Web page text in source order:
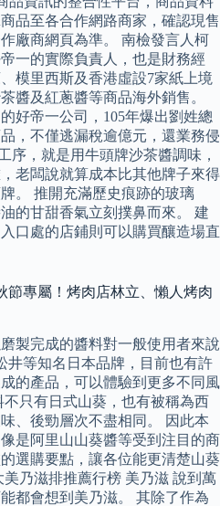
品至各合作網路商家，確認現售
廠商網頁為準。 南檢發言人柯
一的實際負責人，也是財務經
模里西斯及香港虛設7家紙上境
醬及紅蔥醬等商品海外銷售。
好帝一公司，105年爆出劉姓總
，不僅逃漏稅逾億元，還業務侵
序，就是用牛頭牌沙茶醬調味，
老闆說就算成本比其他牌子來得
。 推開充滿歷史痕跡的玻璃
的甘甜香氣立刻撲鼻而來。 建
口處的店鋪則可以購買釀造場直
節專屬！烤肉店林立、懶人烤肉
製完成的醬料對一般使用者來說
井等知名日本品牌，目前也有許
的產品，可以體驗到更多不同風
只有日式山葵，也有被稱為西
、後勁層次不盡相同。 因此本
是阿里山山葵醬等受到注目的商
選購要點，讓各位能更清楚山葵
乃滋排推薦行榜 美乃滋 說到萬
都會想到美乃滋。 其除了作為